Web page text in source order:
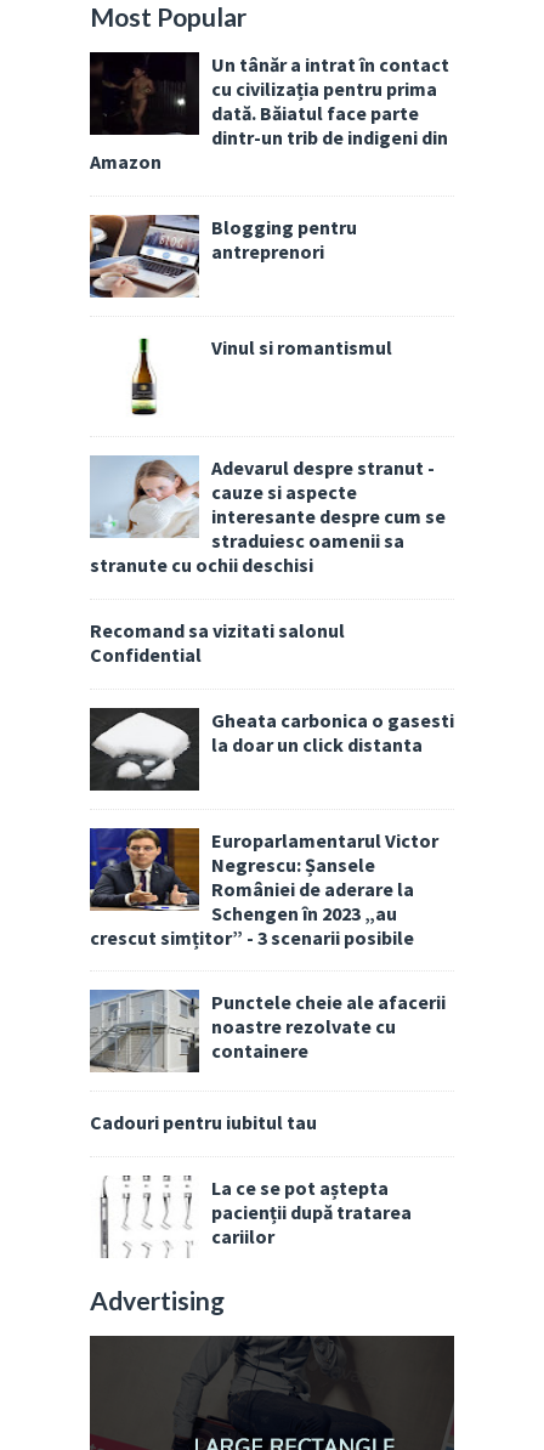
Most Popular
Un tânăr a intrat în contact
cu civilizația pentru prima
dată. Băiatul face parte
dintr-un trib de indigeni din
Amazon
Blogging pentru
antreprenori
Vinul si romantismul
Adevarul despre stranut -
cauze si aspecte
interesante despre cum se
straduiesc oamenii sa
stranute cu ochii deschisi
Recomand sa vizitati salonul
Confidential
Gheata carbonica o gasesti
la doar un click distanta
Europarlamentarul Victor
Negrescu: Șansele
României de aderare la
Schengen în 2023 „au
crescut simțitor” - 3 scenarii posibile
Punctele cheie ale afacerii
noastre rezolvate cu
containere
Cadouri pentru iubitul tau
La ce se pot aștepta
pacienții după tratarea
cariilor
Advertising